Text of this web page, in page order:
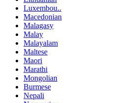
Luxembou..
Macedonian
Malagasy
Malay
Malayalam
Maltese
Maori
Marathi
Mongolian
Burmese
Nepali